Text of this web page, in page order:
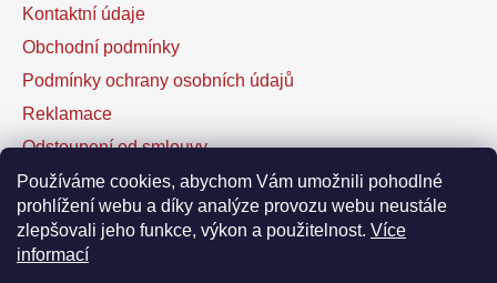
Používáme cookies, abychom Vám umožnili pohodlné
prohlížení webu a díky analýze provozu webu neustále
zlepšovali jeho funkce, výkon a použitelnost. Více
informací
Kontaktní údaje
Obchodní podmínky
Podmínky ochrany osobních údajů
Reklamace
Odstoupení od smlouvy
Kontaktní formulář
Facebook